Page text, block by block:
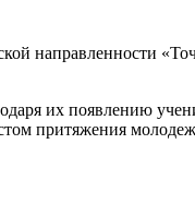
направленности
их появлению
притяжения